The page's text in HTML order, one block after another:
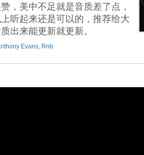
，美中不足就是音质差了点，
听起来还是可以的，推荐给大
出来能更新就更新。
Evans, Rnb